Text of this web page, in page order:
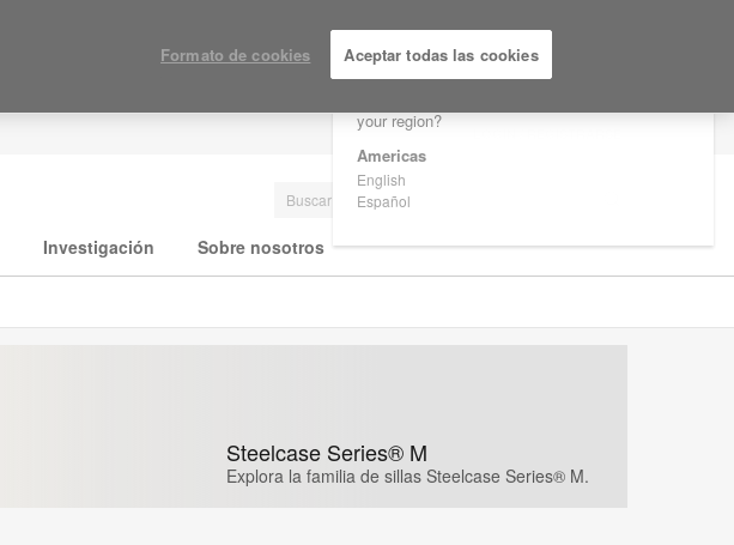
Are you in United States?
your region?
Americas
English
Español
Investigación Sobre nosotros
Steelcase Series® M
Explora la familia de sillas Steelcase Series® M.
Formato de cookies Aceptar todas las cookies